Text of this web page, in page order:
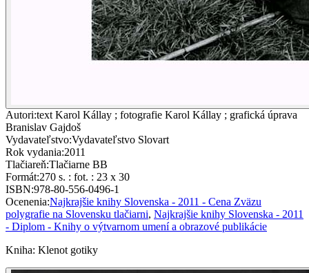
Autori:text Karol Kállay ; fotografie Karol Kállay ; grafická úprava
Branislav Gajdoš
Vydavateľstvo:Vydavateľstvo Slovart
Rok vydania:2011
Tlačiareň:Tlačiarne BB
Formát:270 s. : fot. : 23 x 30
ISBN:978-80-556-0496-1
Ocenenia:Najkrajšie knihy Slovenska - 2011 - Cena Zväzu
polygrafie na Slovensku tlačiarni, Najkrajšie knihy Slovenska - 2011
- Diplom - Knihy o výtvarnom umení a obrazové publikácie
Kniha: Klenot gotiky